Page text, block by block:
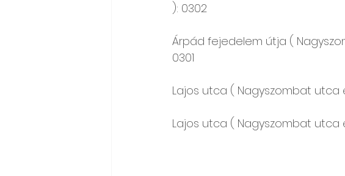
): 0302
Árpád fejedelem útja (
0301
Lajos utca ( Nagyszombat utca
Lajos utca ( Nagyszombat utca